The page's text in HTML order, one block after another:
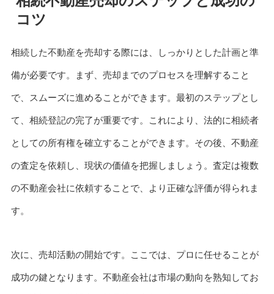
コツ
相続した不動産を売却する際には、しっかりとした計画と準
備が必要です。まず、売却までのプロセスを理解すること
で、スムーズに進めることができます。最初のステップとし
て、相続登記の完了が重要です。これにより、法的に相続者
としての所有権を確立することができます。その後、不動産
の査定を依頼し、現状の価値を把握しましょう。査定は複数
の不動産会社に依頼することで、より正確な評価が得られま
す。
次に、売却活動の開始です。ここでは、プロに任せることが
成功の鍵となります。不動産会社は市場の動向を熟知してお